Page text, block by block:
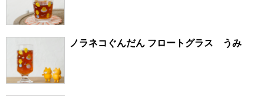
ノラネコぐんだん フロートグラス うみ